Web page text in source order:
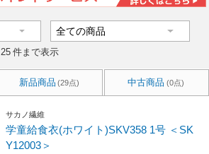
25 件まで表示
新品商品 (29点) 中古商品 (0点)
サカノ繊維
学童給食衣(ホワイト)SKV358 1号 ＜SK
Y12003＞